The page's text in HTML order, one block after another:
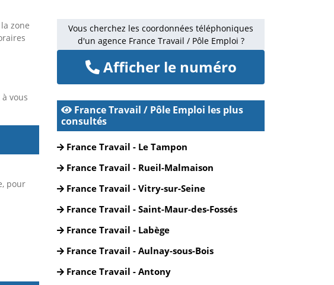
zone
vous
pour
Vous cherchez les coordonnées téléphoniques
d'un agence France Travail / Pôle Emploi ?
Afficher le numéro
France Travail / Pôle Emploi les plus
consultés
France Travail - Le Tampon
France Travail - Rueil-Malmaison
France Travail - Vitry-sur-Seine
France Travail - Saint-Maur-des-Fossés
France Travail - Labège
France Travail - Aulnay-sous-Bois
France Travail - Antony